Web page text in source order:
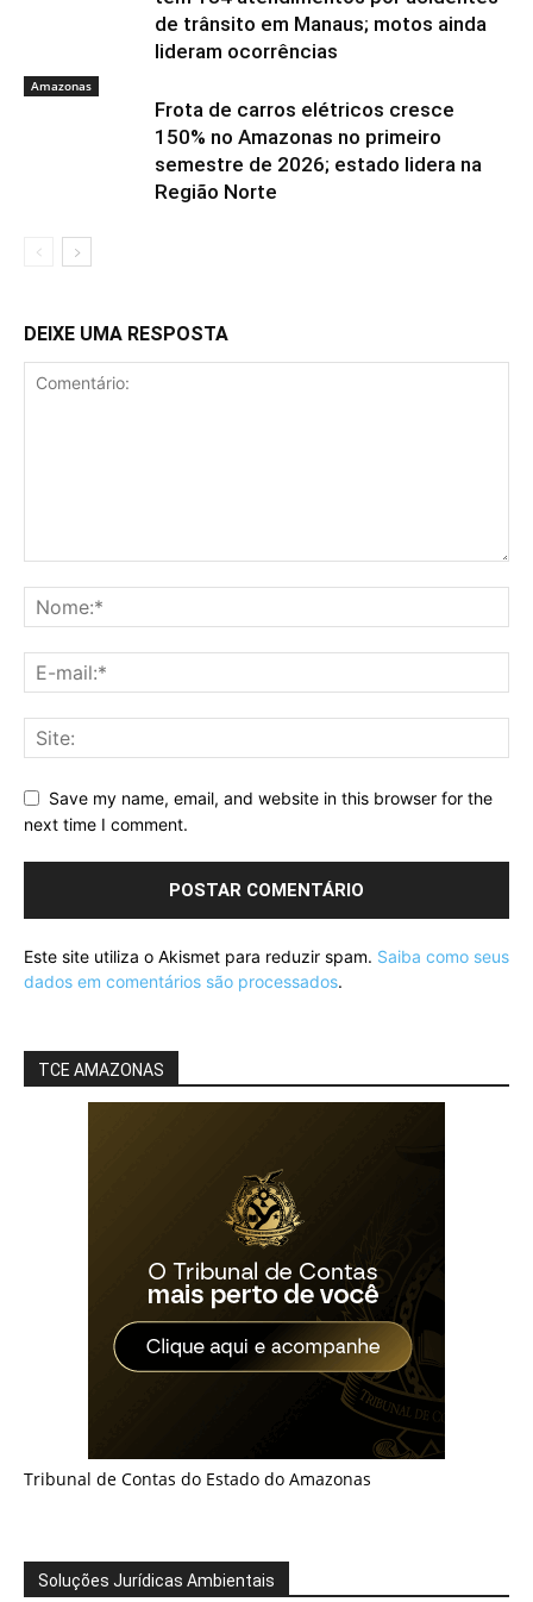
de trânsito em Manaus; motos ainda
lideram ocorrências
Amazonas
Frota de carros elétricos cresce
150% no Amazonas no primeiro
semestre de 2026; estado lidera na
Região Norte
DEIXE UMA RESPOSTA
Save my name, email, and website in this browser for the
next time I comment.
Este site utiliza o Akismet para reduzir spam. Saiba como seus
dados em comentários são processados.
TCE AMAZONAS
Tribunal de Contas do Estado do Amazonas
Soluções Jurídicas Ambientais